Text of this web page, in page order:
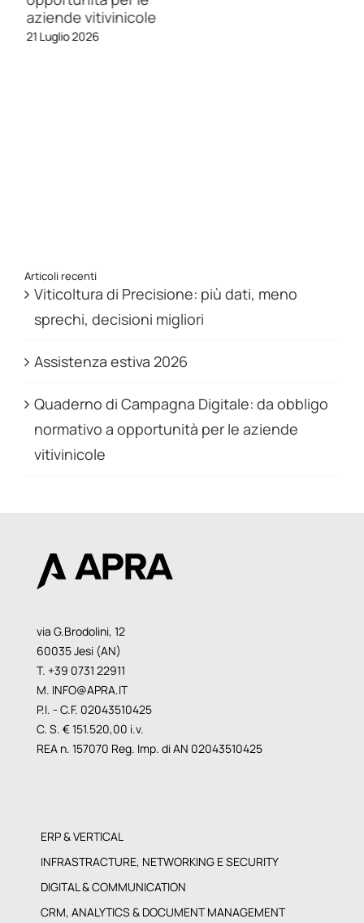
aziende vitivinicole
21 Luglio 2026
Articoli recenti
Viticoltura di Precisione: più dati, meno
sprechi, decisioni migliori
Assistenza estiva 2026
Quaderno di Campagna Digitale: da obbligo
normativo a opportunità per le aziende
vitivinicole
via G.Brodolini, 12
60035 Jesi (AN)
T. +39 0731 22911
M. INFO@APRA.IT
P.I. - C.F. 02043510425
C. S. € 151.520,00 i.v.
REA n. 157070 Reg. Imp. di AN 02043510425
ERP & VERTICAL
INFRASTRACTURE, NETWORKING E SECURITY
DIGITAL & COMMUNICATION
CRM, ANALYTICS & DOCUMENT MANAGEMENT